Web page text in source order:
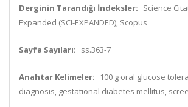
Derginin Tarandığı İndeksler: Science
Expanded (SCI-EXPANDED), Scopus
Sayfa Sayıları: ss.363-7
Anahtar Kelimeler:
100 g oral glucose
diagnosis, gestational diabetes mellitus,